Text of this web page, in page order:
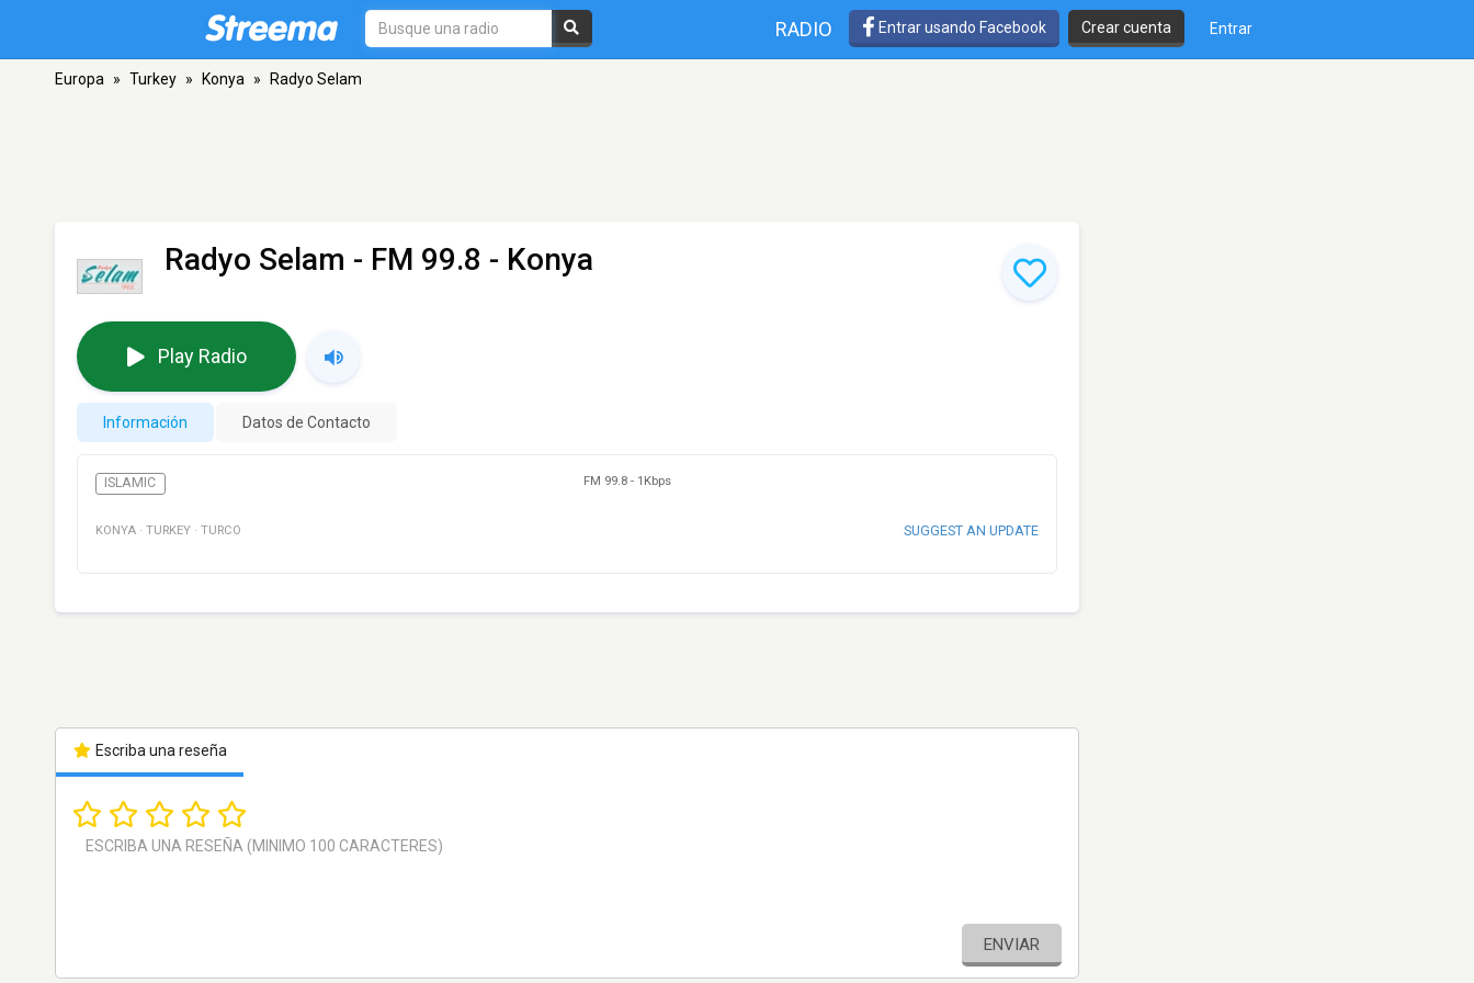
RADIO Entrar usando Facebook Crear cuenta Entrar
Europa » Turkey » Konya » Radyo Selam
Radyo Selam - FM 99.8 - Konya
Play Radio
Información Datos de Contacto
ISLAMIC FM 99.8 - 1Kbps
KONYA · TURKEY · TURCO SUGGEST AN UPDATE
Escriba una reseña
ENVIAR